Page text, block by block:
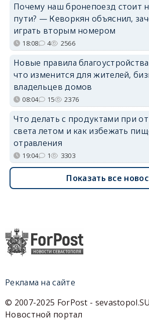
Почему наш бронепоезд стоит
пути? — Кеворкян объяснил,
играть вторым номером
18:08 4 2566
Новые правила
что изменится для жителей,
владельцев домов
08:04 15 2376
Что делать с продуктами при
света летом и как избежать
отравления
19:04 1 3303
Показать все
Реклама на сайте
© 2007-2025 ForPost - sevastopol.SU
Новостной портал